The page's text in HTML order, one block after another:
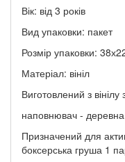
Вік: від 3 років
Вид упаковки: пакет
Розмір упаковки:
Матеріал: вініл
Виготовлений з
наповнювач -
Призначений для
боксерська груша 1